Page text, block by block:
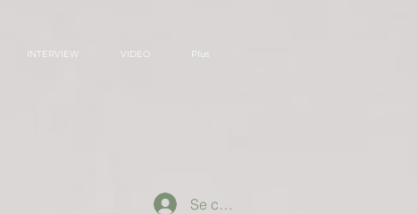
INTERVIEW VIDEO Plus
Se connecter